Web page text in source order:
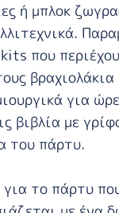
ή μπλοκ
που
για
βιβλία με
του πάρτυ.
το πάρτυ